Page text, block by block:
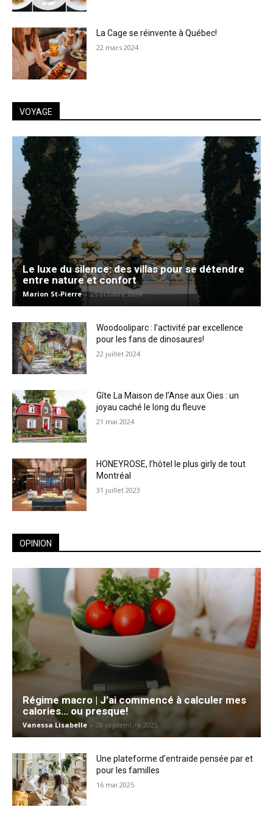
La Cage se réinvente à Québec!
22 mars 2024
VOYAGE
Le luxe du silence: des villas pour se détendre
entre nature et confort
Marion St-Pierre - 25 octobre 2024
Woodooliparc : l’activité par excellence
pour les fans de dinosaures!
22 juillet 2024
Gîte La Maison de l’Anse aux Oies : un
joyau caché le long du fleuve
21 mai 2024
HONEYROSE, l’hôtel le plus girly de tout
Montréal
31 juillet 2023
OPINION
Régime macro | J’ai commencé à calculer mes
calories… ou presque!
Vanessa Lisabelle - 28 septembre 2025
Une plateforme d’entraide pensée par et
pour les familles
16 mai 2025